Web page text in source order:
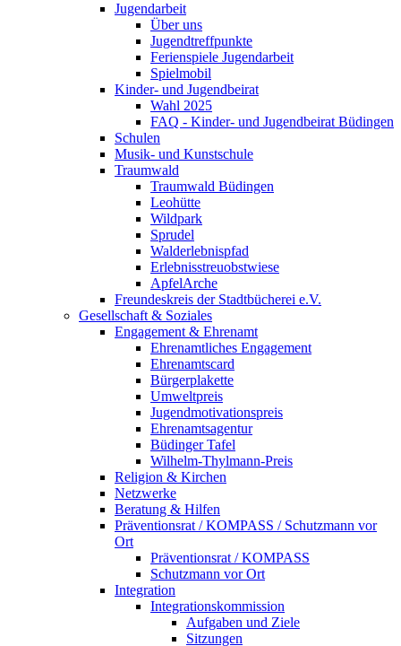
Jugendarbeit
Über uns
Jugendtreffpunkte
Ferienspiele Jugendarbeit
Spielmobil
Kinder- und Jugendbeirat
Wahl 2025
FAQ - Kinder- und Jugendbeirat Büdingen
Schulen
Musik- und Kunstschule
Traumwald
Traumwald Büdingen
Leohütte
Wildpark
Sprudel
Walderlebnispfad
Erlebnisstreuobstwiese
ApfelArche
Freundeskreis der Stadtbücherei e.V.
Gesellschaft & Soziales
Engagement & Ehrenamt
Ehrenamtliches Engagement
Ehrenamtscard
Bürgerplakette
Umweltpreis
Jugendmotivationspreis
Ehrenamtsagentur
Büdinger Tafel
Wilhelm-Thylmann-Preis
Religion & Kirchen
Netzwerke
Beratung & Hilfen
Präventionsrat / KOMPASS / Schutzmann vor
Ort
Präventionsrat / KOMPASS
Schutzmann vor Ort
Integration
Integrationskommission
Aufgaben und Ziele
Sitzungen